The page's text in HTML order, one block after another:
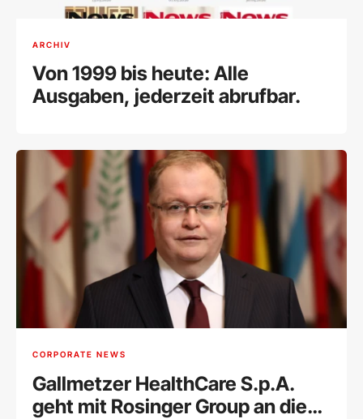
ARCHIV
Von 1999 bis heute: Alle
Ausgaben, jederzeit abrufbar.
CORPORATE NEWS
Gallmetzer HealthCare S.p.A.
geht mit Rosinger Group an die